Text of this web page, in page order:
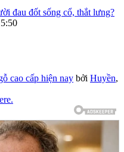
đau đốt sống cổ, thắt lưng?
cao cấp hiện nay bởi Huyền,